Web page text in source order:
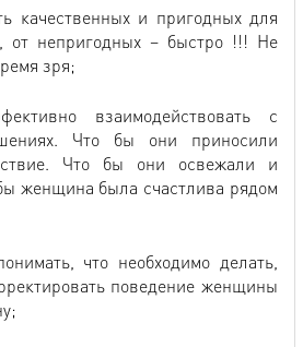
качественных и пригодных для
от непригодных – быстро !!! Не
зря;
взаимодействовать с
Что бы они приносили
Что бы они освежали и
женщина была счастлива рядом
что необходимо делать,
поведение женщины